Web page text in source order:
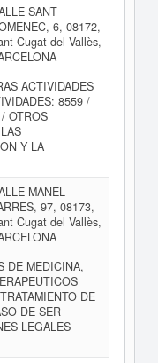
SANT
6, 08172,
Cugat del Vallès,
ACTIVIDADES
8559 /
OTROS
Y LA
MANEL
97, 08173,
Cugat del Vallès,
DE MEDICINA,
DE
DE SER
LEGALES